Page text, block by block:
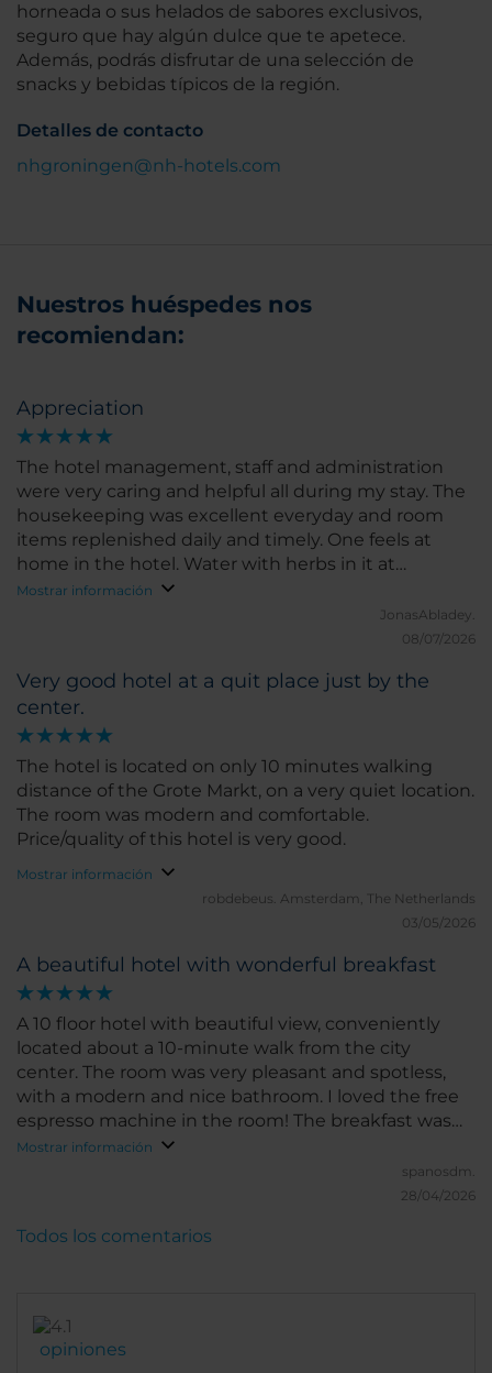
horneada o sus helados de sabores exclusivos,
seguro que hay algún dulce que te apetece.
Además, podrás disfrutar de una selección de
snacks y bebidas típicos de la región.
Detalles de contacto
nhgroningen@nh-hotels.com
Nuestros huéspedes nos
recomiendan:
Appreciation
The hotel management, staff and administration
were very caring and helpful all during my stay. The
housekeeping was excellent everyday and room
items replenished daily and timely. One feels at
home in the hotel. Water with herbs in it at
reception was very good.
Mostrar información
JonasAbladey.
08/07/2026
Very good hotel at a quit place just by the
center.
The hotel is located on only 10 minutes walking
distance of the Grote Markt, on a very quiet location.
The room was modern and comfortable.
Price/quality of this hotel is very good.
Mostrar información
robdebeus. Amsterdam, The Netherlands
03/05/2026
A beautiful hotel with wonderful breakfast
A 10 floor hotel with beautiful view, conveniently
located about a 10-minute walk from the city
center. The room was very pleasant and spotless,
with a modern and nice bathroom. I loved the free
espresso machine in the room! The breakfast was
absolutely fantastic. It’s a bit on the pricier side, but
Mostrar información
spanosdm.
28/04/2026
opiniones
Todos los comentarios